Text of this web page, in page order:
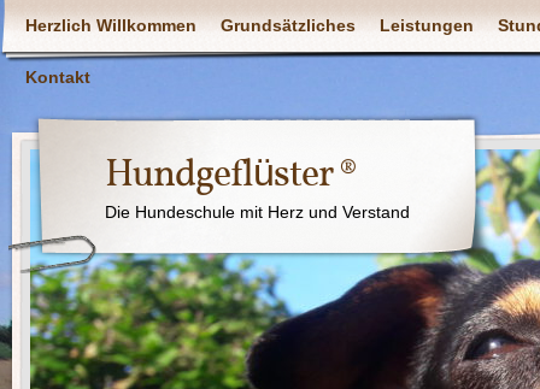
Herzlich Willkommen Grundsätzliches Leistungen
Kontakt
Hundgeflüster ®
Die Hundeschule mit Herz und Verstand